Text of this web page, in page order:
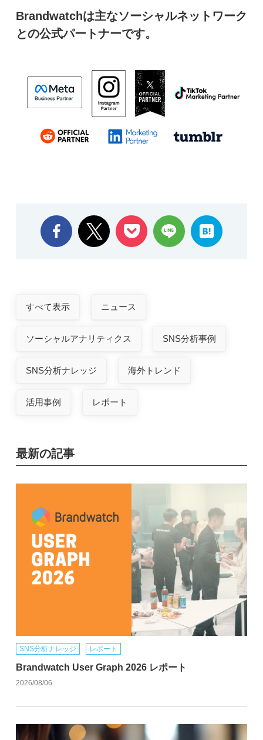
Brandwatchは主なソーシャルネットワーク
との公式パートナーです。
すべて表示 ニュース
ソーシャルアナリティクス SNS分析事例
SNS分析ナレッジ 海外トレンド
活用事例 レポート
最新の記事
SNS分析ナレッジ レポート
Brandwatch User Graph 2026 レポート
2026/08/06